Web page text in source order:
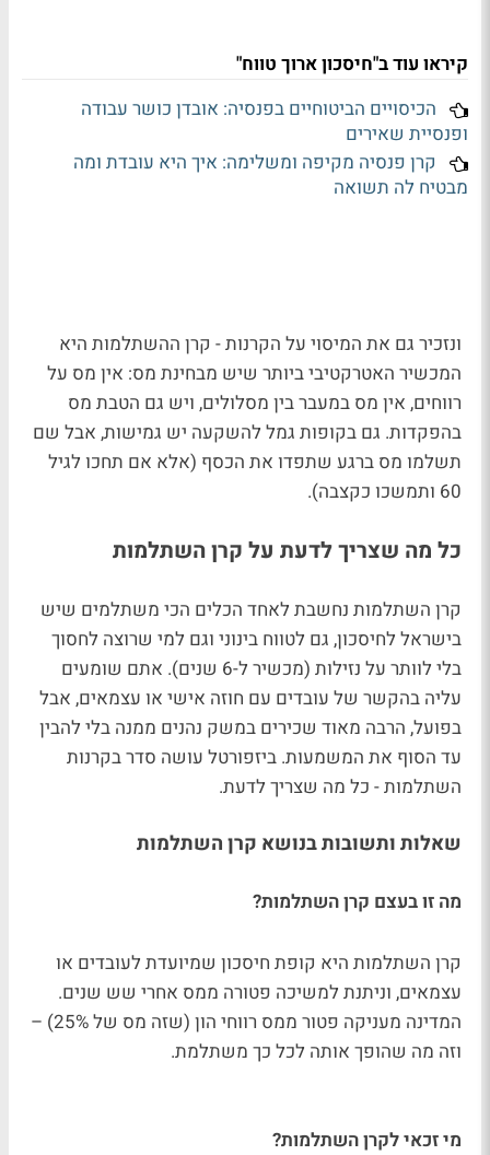
קיראו עוד ב"חיסכון ארוך טווח"
הכיסויים הביטוחיים בפנסיה: אובדן כושר עבודה
ופנסיית שאירים
קרן פנסיה מקיפה ומשלימה: איך היא עובדת ומה
מבטיח לה תשואה
ונזכיר גם את המיסוי על הקרנות - קרן ההשתלמות היא
המכשיר האטרקטיבי ביותר שיש מבחינת מס: אין מס על
רווחים, אין מס במעבר בין מסלולים, ויש גם הטבת מס
בהפקדות. גם בקופות גמל להשקעה יש גמישות, אבל שם
תשלמו מס ברגע שתפדו את הכסף (אלא אם תחכו לגיל
60 ותמשכו כקצבה).
כל מה שצריך לדעת על קרן השתלמות
קרן השתלמות נחשבת לאחד הכלים הכי משתלמים שיש
בישראל לחיסכון, גם לטווח בינוני וגם למי שרוצה לחסוך
בלי לוותר על נזילות (מכשיר ל-6 שנים). אתם שומעים
עליה בהקשר של עובדים עם חוזה אישי או עצמאים, אבל
בפועל, הרבה מאוד שכירים במשק נהנים ממנה בלי להבין
עד הסוף את המשמעות. ביזפורטל עושה סדר בקרנות
השתלמות - כל מה שצריך לדעת.
שאלות ותשובות בנושא קרן השתלמות
מה זו בעצם קרן השתלמות?
קרן השתלמות היא קופת חיסכון שמיועדת לעובדים או
עצמאים, וניתנת למשיכה פטורה ממס אחרי שש שנים.
המדינה מעניקה פטור ממס רווחי הון (שזה מס של 25%) –
וזה מה שהופך אותה לכל כך משתלמת.
מי זכאי לקרן השתלמות?